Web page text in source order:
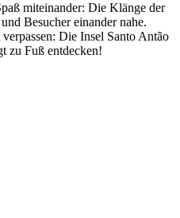
miteinander: Die Klänge der
Besucher einander nahe.
Die Insel Santo Antão
zu Fuß entdecken!